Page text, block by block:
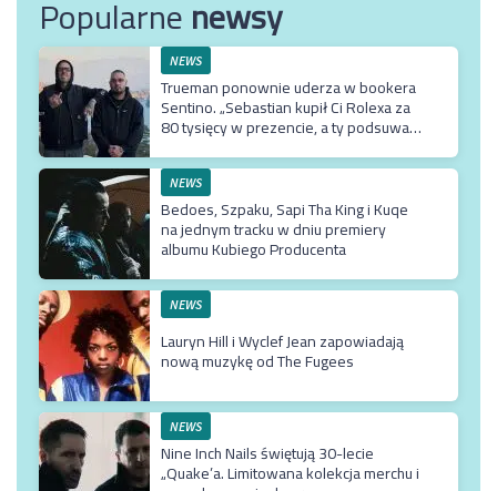
Popularnenewsy
NEWS
Trueman ponownie uderza w bookera
Sentino. „Sebastian kupił Ci Rolexa za
80 tysięcy w prezencie, a ty podsuwasz
NEWS
Bedoes, Szpaku, Sapi Tha King i Kuqe
na jednym tracku w dniu premiery
albumu Kubiego Producenta
NEWS
Lauryn Hill i Wyclef Jean zapowiadają
nową muzykę od The Fugees
NEWS
Nine Inch Nails świętują 30-lecie
„Quake’a. Limitowana kolekcja merchu i